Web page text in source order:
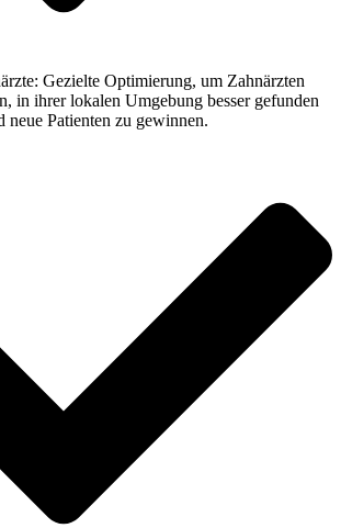
Gezielte Optimierung, um Zahnärzten
in ihrer lokalen Umgebung besser gefunden
neue Patienten zu gewinnen.